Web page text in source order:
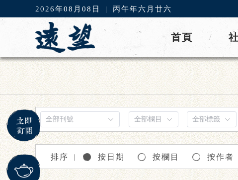
2026年08月08日 | 丙午年六月廿六
首頁 /
排序 ｜ 按日期 按欄目 按作者